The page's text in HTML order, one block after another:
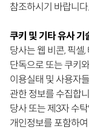
참조하시기 바랍니다.
쿠키 및 기타 유사 기
당사는 웹 비콘, 픽셀
단독으로 또는 쿠키
이용실태 및 사용자
관한 정보를 수집합
당사 또는 제3자 수
개인정보를 포함하